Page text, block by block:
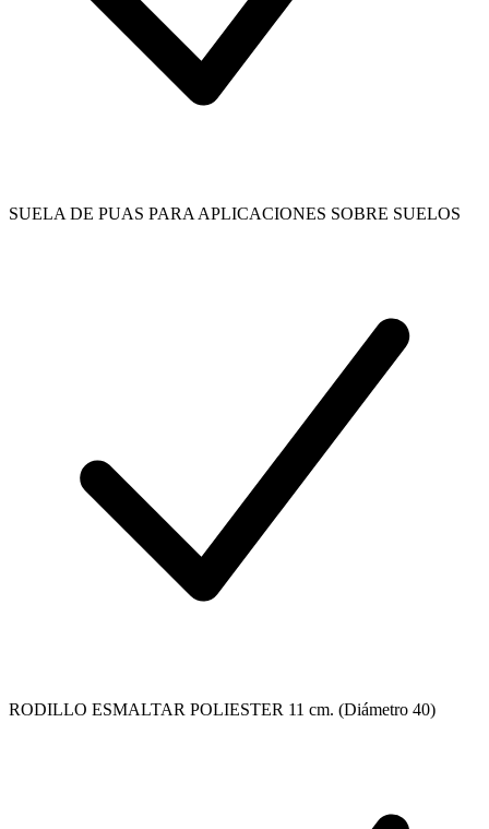
SUELA DE PUAS PARA APLICACIONES SOBRE SUELOS
RODILLO ESMALTAR POLIESTER 11 cm. (Diámetro 40)